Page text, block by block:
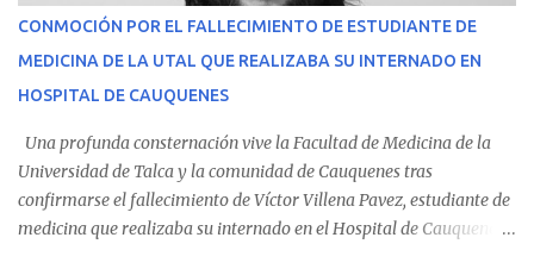
CONMOCIÓN POR EL FALLECIMIENTO DE ESTUDIANTE DE
MEDICINA DE LA UTAL QUE REALIZABA SU INTERNADO EN
HOSPITAL DE CAUQUENES
Una profunda consternación vive la Facultad de Medicina de la
Universidad de Talca y la comunidad de Cauquenes tras
confirmarse el fallecimiento de Víctor Villena Pavez, estudiante de
medicina que realizaba su internado en el Hospital de Cauquenes.